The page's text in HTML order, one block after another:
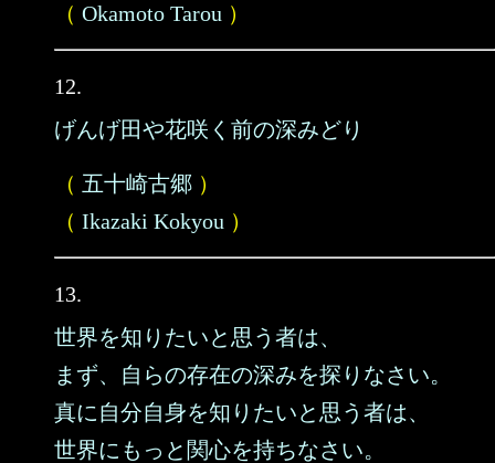
（ Okamoto Tarou ）
12.
げんげ田や花咲く前の深みどり
（ 五十崎古郷 ）
（ Ikazaki Kokyou ）
13.
世界を知りたいと思う者は、
まず、自らの存在の深みを探りなさい。
真に自分自身を知りたいと思う者は、
世界にもっと関心を持ちなさい。